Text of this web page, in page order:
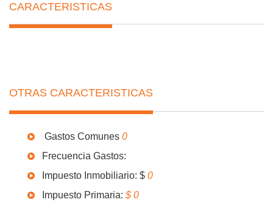
CARACTERISTICAS
OTRAS CARACTERISTICAS
Gastos Comunes 0
Frecuencia Gastos:
Impuesto Inmobiliario: $ 0
Impuesto Primaria: $ 0